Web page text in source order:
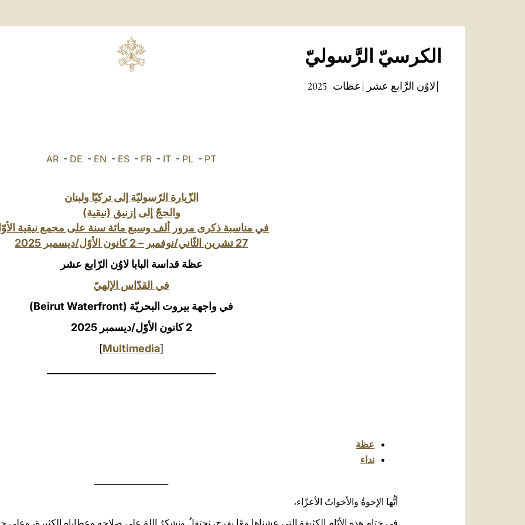
الكرسيّ الرَّسوليّ
لاوُن الرَّابع عشر عظات 2025
AR - DE - EN - ES - FR - IT - PL - PT
الزّيارة الرّسوليّة إلى تركيّا ولبنان
والحجّ إلى إزنيق (نيقية)
في مناسبة ذكرى مرور ألف وسبع مائة سنة على مجمع نيقية
27 تشرين الثّاني/نوفمبر – 2 كانون الأوّل/ديسمبر 2025
عظة قداسة البابا لاوُن الرّابع عشر
في القدّاس الإلهيّ
في واجهة بيروت البحريّة (Beirut Waterfront)
2 كانون الأوّل/ديسمبر 2025
[
Multimedia
]
عظة
نداء
أيُّها الإخوةُ والأخواتُ الأعزّاء،
في ختامِ هذِه الأيّامِ الكثيفةِ التي عشناها معًا بفرح، نحتفلُ ونشكرُ اللهَ على صلاحِه وعطاياه الكثيرة، وعلى